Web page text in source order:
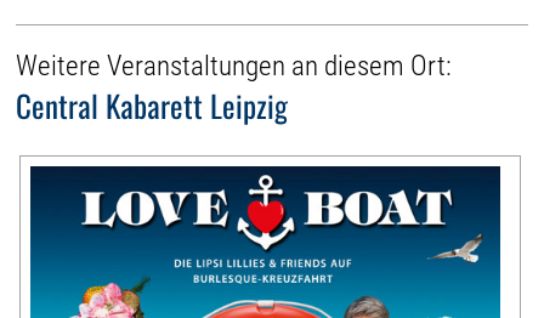
Weitere Veranstaltungen an diesem Ort:
Central Kabarett Leipzig